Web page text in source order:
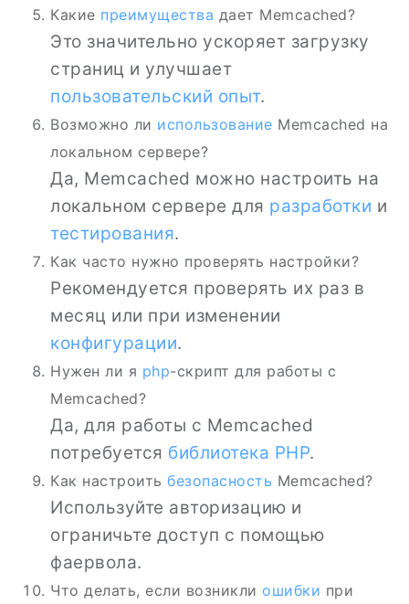
Какие преимущества дает Memcached?
Это значительно ускоряет загрузку
страниц и улучшает
пользовательский опыт.
Возможно ли использование Memcached на
локальном сервере?
Да, Memcached можно настроить на
локальном сервере для разработки и
тестирования.
Как часто нужно проверять настройки?
Рекомендуется проверять их раз в
месяц или при изменении
конфигурации.
Нужен ли я php-скрипт для работы с
Memcached?
Да, для работы с Memcached
потребуется библиотека PHP.
Как настроить безопасность Memcached?
Используйте авторизацию и
ограничьте доступ с помощью
фаервола.
Что делать, если возникли ошибки при